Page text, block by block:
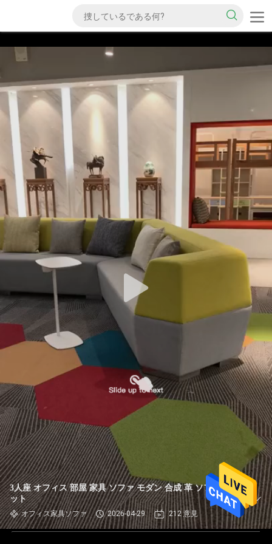
3人座 オフィス 部屋 家具 ソファ モダン 合成 革 ソファ セ
ット
オフィス家具ソファ 2026-04-29 212 意見